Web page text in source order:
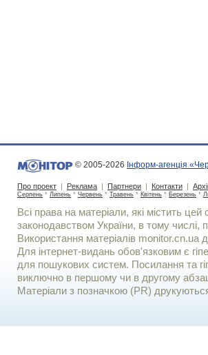
© 2005-2026 Інформ-агенція
Про проект | Реклама | Партнери | Контакти |
Серпень * Липень * Червень * Травень * Квітень * Березень *
Всі права на матеріали, які містить цей
законодавством України, в тому числі,
Використання матерiалiв monitor.cn.ua
Для iнтернет-видань обов'язковим є
для пошукових систем. Посилання та
виключно в першому чи в другому
Матеріали з позначкою (PR)